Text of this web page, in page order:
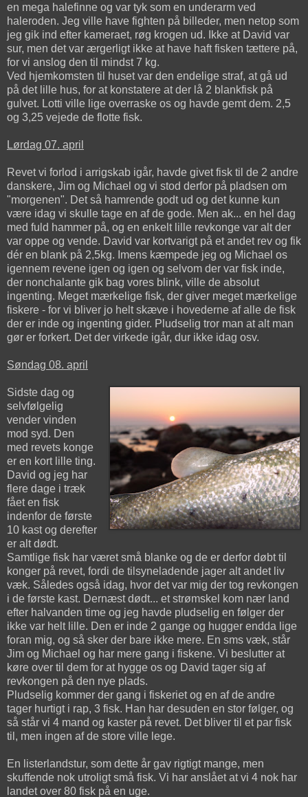
en mega halefinne og var tyk som en underarm ved
haleroden. Jeg ville have fighten på billeder, men netop som
jeg gik ind efter kameraet, røg krogen ud. Ikke at David var
sur, men det var ærgerligt ikke at have haft fisken tættere på,
for vi anslog den til mindst 7 kg.
Ved hjemkomsten til huset var den endelige straf, at gå ud
på det lille hus, for at konstatere at der lå 2 blankfisk på
gulvet. Lotti ville lige overraske os og havde gemt dem. 2,5
og 3,25 vejede de flotte fisk.
Lørdag 07. april
Revet vi forlod i arrigskab igår, havde givet fisk til de 2 andre
danskere, Jim og Michael og vi stod derfor på pladsen om
"morgenen". Det så hamrende godt ud og det kunne kun
være idag vi skulle tage en af de gode. Men ak... en hel dag
med fuld hammer på, og en enkelt lille revkonge var alt der
var oppe og vende. David var kortvarigt på et andet rev og fik
dér en blank på 2,5kg. Imens kæmpede jeg og Michael os
igennem revene igen og igen og selvom der var fisk inde,
der nonchalante gik bag vores blink, ville de absolut
ingenting. Meget mærkelige fisk, der giver meget mærkelige
fiskere - for vi bliver jo helt skæve i hovederne af alle de fisk
der er inde og ingenting gider. Pludselig tror man at alt man
gør er forkert. Det der virkede igår, dur ikke idag osv.
Søndag 08. april
Sidste dag og
selvfølgelig
vender vinden
mod syd. Den
med revets konge
er en kort lille ting.
David og jeg har
flere dage i træk
fået en fisk
indenfor de første
10 kast og derefter
er alt dødt.
Samtlige fisk har været små blanke og de er derfor døbt til
konger på revet, fordi de tilsyneladende jager alt andet liv
væk. Således også idag, hvor det var mig der tog revkongen
i de første kast. Dernæst dødt... et strømskel kom nær land
efter halvanden time og jeg havde pludselig en følger der
ikke var helt lille. Den er inde 2 gange og hugger endda lige
foran mig, og så sker der bare ikke mere. En sms væk, står
Jim og Michael og har mere gang i fiskene. Vi beslutter at
køre over til dem for at hygge os og David tager sig af
revkongen på den nye plads.
Pludselig kommer der gang i fiskeriet og en af de andre
tager hurtigt i rap, 3 fisk. Han har desuden en stor følger, og
så står vi 4 mand og kaster på revet. Det bliver til et par fisk
til, men ingen af de store ville lege.
En listerlandstur, som dette år gav rigtigt mange, men
skuffende nok utroligt små fisk. Vi har anslået at vi 4 nok har
landet over 80 fisk på en uge.